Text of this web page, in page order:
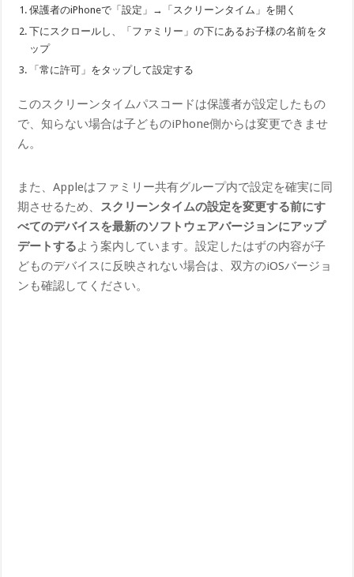
保護者のiPhoneで「設定」→「スクリーンタイム」を開く
下にスクロールし、「ファミリー」の下にあるお子様の名前をタ
ップ
「常に許可」をタップして設定する
このスクリーンタイムパスコードは保護者が設定したもの
で、知らない場合は子どものiPhone側からは変更できませ
ん。
また、Appleはファミリー共有グループ内で設定を確実に同
期させるため、 スクリーンタイムの設定を変更する前にす
べてのデバイスを最新のソフトウェアバージョンにアップ
デートするよう案内しています。設定したはずの内容が子
どものデバイスに反映されない場合は、双方のiOSバージョ
ンも確認してください。